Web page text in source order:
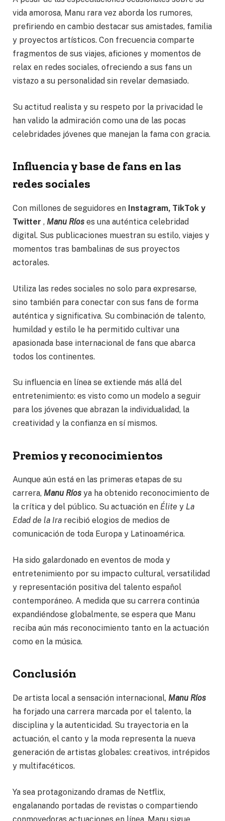
vida amorosa, Manu rara vez aborda los rumores,
prefiriendo en cambio destacar sus amistades, familia
y proyectos artísticos. Con frecuencia comparte
fragmentos de sus viajes, aficiones y momentos de
relax en redes sociales, ofreciendo a sus fans un
vistazo a su personalidad sin revelar demasiado.
Su actitud realista y su respeto por la privacidad le
han valido la admiración como una de las pocas
celebridades jóvenes que manejan la fama con gracia.
Influencia y base de fans en las
redes sociales
Con millones de seguidores en Instagram, TikTok y
Twitter , Manu Ríos es una auténtica celebridad
digital. Sus publicaciones muestran su estilo, viajes y
momentos tras bambalinas de sus proyectos
actorales.
Utiliza las redes sociales no solo para expresarse,
sino también para conectar con sus fans de forma
auténtica y significativa. Su combinación de talento,
humildad y estilo le ha permitido cultivar una
apasionada base internacional de fans que abarca
todos los continentes.
Su influencia en línea se extiende más allá del
entretenimiento: es visto como un modelo a seguir
para los jóvenes que abrazan la individualidad, la
creatividad y la confianza en sí mismos.
Premios y reconocimientos
Aunque aún está en las primeras etapas de su
carrera, Manu Ríos ya ha obtenido reconocimiento de
la crítica y del público. Su actuación en Élite y La
Edad de la Ira recibió elogios de medios de
comunicación de toda Europa y Latinoamérica.
Ha sido galardonado en eventos de moda y
entretenimiento por su impacto cultural, versatilidad
y representación positiva del talento español
contemporáneo. A medida que su carrera continúa
expandiéndose globalmente, se espera que Manu
reciba aún más reconocimiento tanto en la actuación
como en la música.
Conclusión
De artista local a sensación internacional, Manu Ríos
ha forjado una carrera marcada por el talento, la
disciplina y la autenticidad. Su trayectoria en la
actuación, el canto y la moda representa la nueva
generación de artistas globales: creativos, intrépidos
y multifacéticos.
Ya sea protagonizando dramas de Netflix,
engalanando portadas de revistas o compartiendo